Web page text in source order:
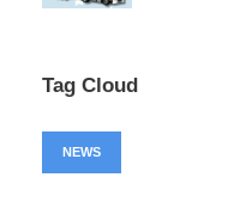
Tag Cloud
NEWS